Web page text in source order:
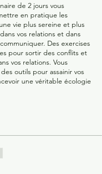
de 2 jours vous
en pratique les
vie plus sereine et plus
vos relations et dans
Des exercises
pour sortir des conflits et
vos relations. Vous
outils pour assainir vos
une véritable écologie
vie" il est conseillé de
pour en tirer tous les
propose un tarif
règlement écheloné sur 6
et ceux qui veulent
durée et faire le cycle